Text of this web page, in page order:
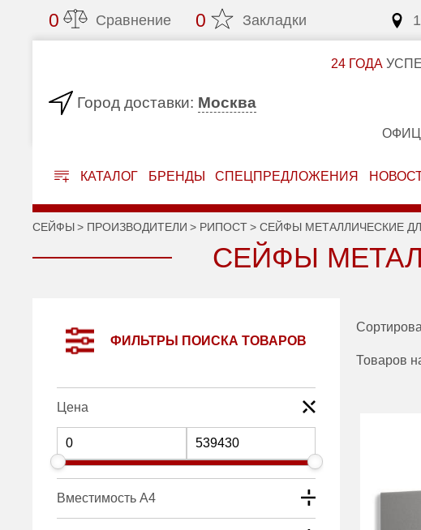
0 Сравнение 0 Закладки
Город доставки: Москва
24 ГОДА
КАТАЛОГ БРЕНДЫ СПЕЦПРЕДЛОЖЕНИЯ
СЕЙФЫ ПРОИЗВОДИТЕЛИ РИПОСТ СЕЙФЫ МЕТАЛЛИЧЕСКИЕ
СЕЙФЫ
ФИЛЬТРЫ ПОИСКА ТОВАРОВ
Цена
Вместимость А4
Товаров